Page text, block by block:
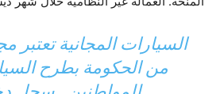
السيارات المجانية تعتبر
من الحكومة بطرح